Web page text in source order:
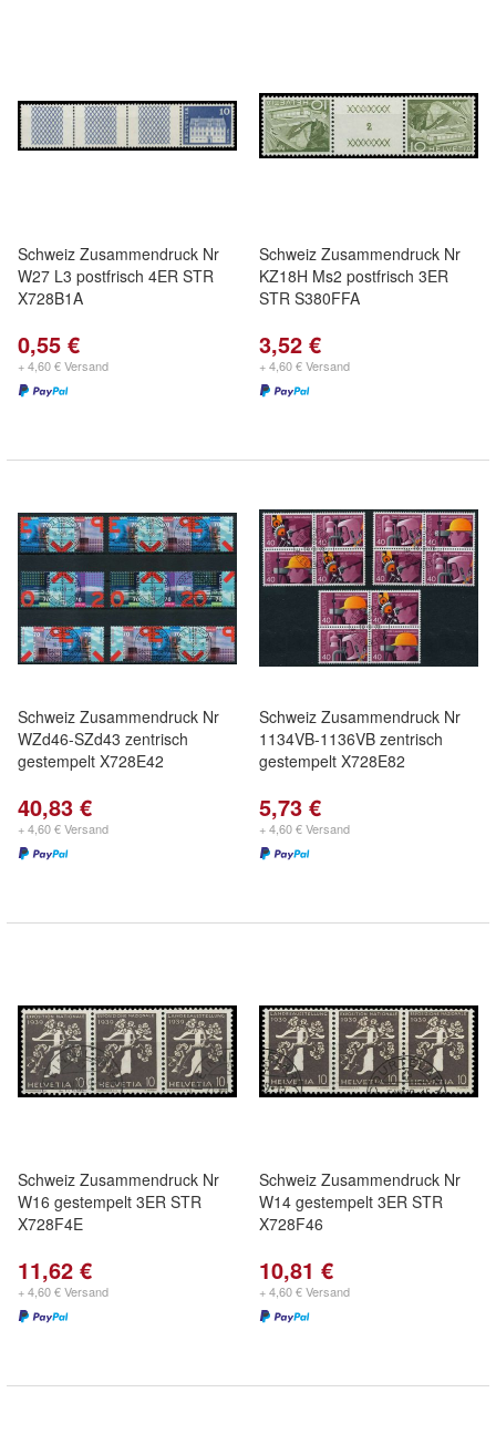
Schweiz Zusammendruck Nr
W27 L3 postfrisch 4ER STR
X728B1A
0,55 €
+ 4,60 € Versand
Schweiz Zusammendruck Nr
KZ18H Ms2 postfrisch 3ER
STR S380FFA
3,52 €
+ 4,60 € Versand
Schweiz Zusammendruck Nr
WZd46-SZd43 zentrisch
gestempelt X728E42
40,83 €
+ 4,60 € Versand
Schweiz Zusammendruck Nr
1134VB-1136VB zentrisch
gestempelt X728E82
5,73 €
+ 4,60 € Versand
Schweiz Zusammendruck Nr
W16 gestempelt 3ER STR
X728F4E
11,62 €
+ 4,60 € Versand
Schweiz Zusammendruck Nr
W14 gestempelt 3ER STR
X728F46
10,81 €
+ 4,60 € Versand